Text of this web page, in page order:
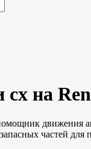
на
движения
частей